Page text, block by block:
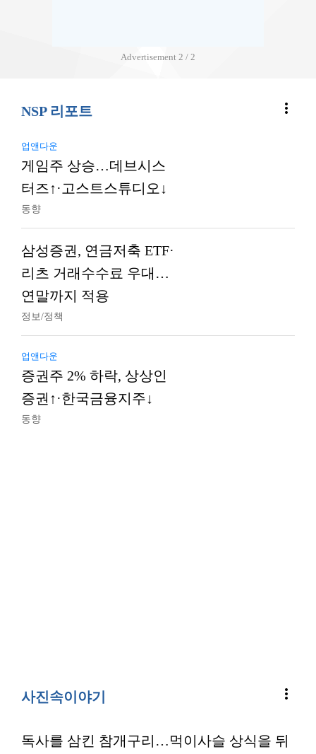
Advertisement 2 / 2
NSP 리포트 more_vert
업앤다운
게임주 상승…데브시스
터즈↑·고스트스튜디오↓
동향
삼성증권, 연금저축 ETF·
리츠 거래수수료 우대…
연말까지 적용
정보/정책
업앤다운
증권주 2% 하락, 상상인
증권↑·한국금융지주↓
동향
사진속이야기 more_vert
독사를 삼킨 참개구리…먹이사슬 상식을 뒤